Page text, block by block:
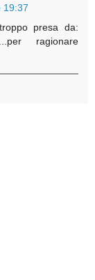
19:37
presa da:
ragionare